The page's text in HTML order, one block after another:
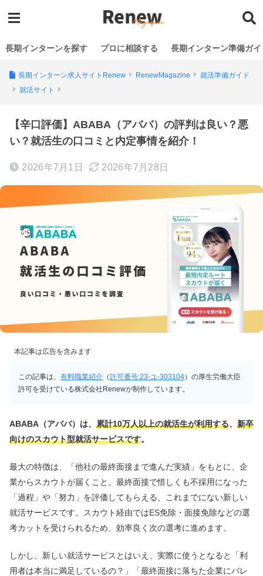
長期インターンを探す プロに相談する 長期インターン準備ガイ
長期インターン求人サイトRenew RenewMagazine
就活準備ガイド
就活サイト
【辛口評価】ABABA（アババ）の評判は良い？悪
い？就活生の口コミと内定事情を紹介！
2026年7月1日 2026年7月28日
本記事は広告を含みます
この記事は、有料職業紹介 （許可番号:23-ユ-303104）の厚生労働大臣
許可を受けている株式会社Renewが制作しています。
ABABA（アババ）は、 累計10万人以上の就活生が利用する、 新卒
向けのスカウト型就活サービスです。
最大の特徴は、「他社の最終面接まで進んだ実績」をもとに、企
業からスカウトが届くこと。最終面接で惜しくも不採用になった
「過程」や「努力」を評価してもらえる、これまでにない新しい
就活サービスです。スカウト経由ではES免除・面接免除などの選
考カットを受けられるため、効率良く次の選考に進めます。
しかし、新しい就活サービスとはいえ、実際に使うとなると「利
用者は本当に満足しているの？」「最終面接に落ちた企業にバレ